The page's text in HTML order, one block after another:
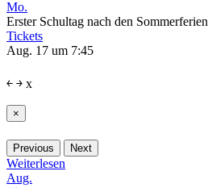
Mo.
Erster Schultag nach den Sommerferien
Tickets
Aug. 17 um 7:45
￩ ￫ x
×
Previous Next
Weiterlesen
Aug.